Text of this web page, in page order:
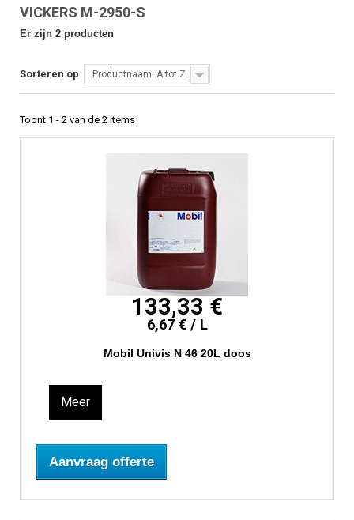
VICKERS M-2950-S
Er zijn 2 producten
Sorteren op Productnaam: A tot Z
Toont 1 - 2 van de 2 items
133,33 €
6,67 € / L
Mobil Univis N 46 20L doos
Meer
Aanvraag offerte